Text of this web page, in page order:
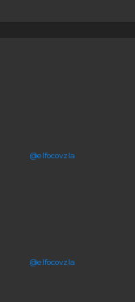
@elfocovzla
@elfocovzla